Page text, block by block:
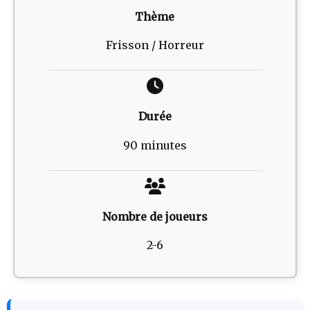
Thème
Frisson / Horreur
Durée
90 minutes
Nombre de joueurs
2-6